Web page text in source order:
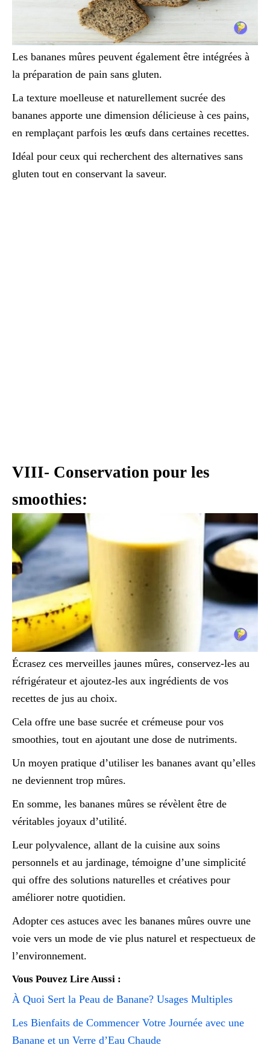
Les bananes mûres peuvent également être intégrées à
la préparation de pain sans gluten.
La texture moelleuse et naturellement sucrée des
bananes apporte une dimension délicieuse à ces pains,
en remplaçant parfois les œufs dans certaines recettes.
Idéal pour ceux qui recherchent des alternatives sans
gluten tout en conservant la saveur.
VIII- Conservation pour les
smoothies:
Écrasez ces merveilles jaunes mûres, conservez-les au
réfrigérateur et ajoutez-les aux ingrédients de vos
recettes de jus au choix.
Cela offre une base sucrée et crémeuse pour vos
smoothies, tout en ajoutant une dose de nutriments.
Un moyen pratique d’utiliser les bananes avant qu’elles
ne deviennent trop mûres.
En somme, les bananes mûres se révèlent être de
véritables joyaux d’utilité.
Leur polyvalence, allant de la cuisine aux soins
personnels et au jardinage, témoigne d’une simplicité
qui offre des solutions naturelles et créatives pour
améliorer notre quotidien.
Adopter ces astuces avec les bananes mûres ouvre une
voie vers un mode de vie plus naturel et respectueux de
l’environnement.
Vous Pouvez Lire Aussi :
À Quoi Sert la Peau de Banane? Usages Multiples
Les Bienfaits de Commencer Votre Journée avec une
Banane et un Verre d’Eau Chaude